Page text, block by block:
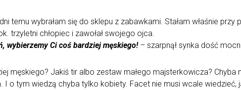
temu wybrałam się do sklepu z zabawkami. Stałam właśnie
trzyletni chłopiec i zawołał swojego ojca.
wybierzemy Ci coś bardziej męskiego!– szarpnął synka dość
męskiego? Jakiś tir albo zestaw małego majsterkowicza?
I o tym wiedzą chyba tylko kobiety. Facet nie musi wcale wiedzieć,